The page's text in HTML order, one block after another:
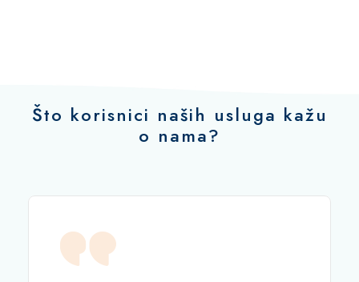
Što korisnici naših usluga kažu
o nama?